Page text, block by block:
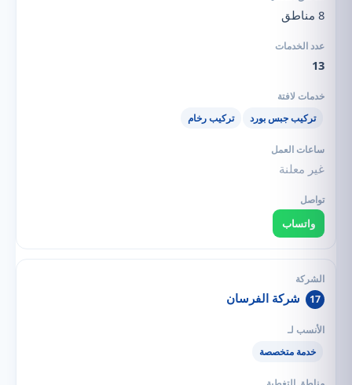
8 مناطق
13
تركيب جبس بورد تركيب رخام
غير معلنة
واتساب
17 شركة الفرسان
خدمة متخصصة